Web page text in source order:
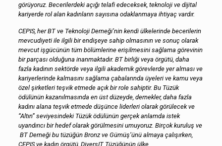
görüyoruz. Becerilerdeki açığı telafi edeceksek, teknoloji ve dijital
kariyerde rol alan kadınların sayısına odaklanmaya ihtiyaç vardır.
CEPIS, her BT ve Teknoloji Derneği’nin kendi ülkelerinde becerilerin
mevcudiyeti ile ilgili bir endişeye sahip olmasının ve sonuç olarak
mevcut işgücünün tüm bölümlerine erişilmesini sağlama görevinin
bir parçası olduğuna inanmaktadır. BT birliği veya örgütü, daha
fazla kadının sektörde veya ilgili akademik görevlerde yer alması ve
kariyerlerinde kalmasını sağlama çabalarında üyeleri ve kamu veya
özel şirketleri teşvik etmede açık bir role sahiptir. Bu Tüzük
ödülünün kazanılmasında en üst düzeyde, dernekler, daha fazla
kadını alana teşvik etmede düşünce liderleri olarak görülecek ve
“Altın” seviyesindeki Tüzük ödülünün gerçek anlamda istek
uyandırıcı bir hedef olarak görülmesini umuyoruz. Birçok kuruluş ve
BT Derneği bu tüzüğün Bronz ve Gümüş’ünü almaya çalışırken,
CEPIS ve kadın örgütü, DiversIT Tüzüğünün ülke